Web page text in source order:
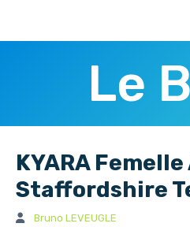
Le
KYARA
Staffordshire
Bruno LEVEUGLE